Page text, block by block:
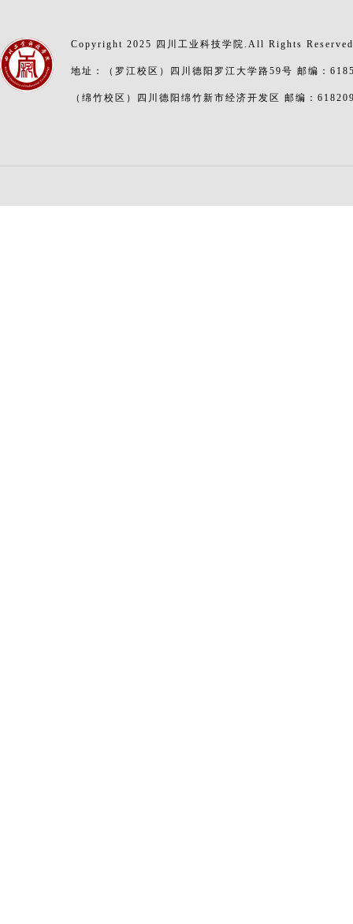
Copyright 2025 四川工业科技学院.All Rights
地址：（罗江校区）四川德阳罗江大学路59号 邮编：
（绵竹校区）四川德阳绵竹新市经济开发区 邮编：